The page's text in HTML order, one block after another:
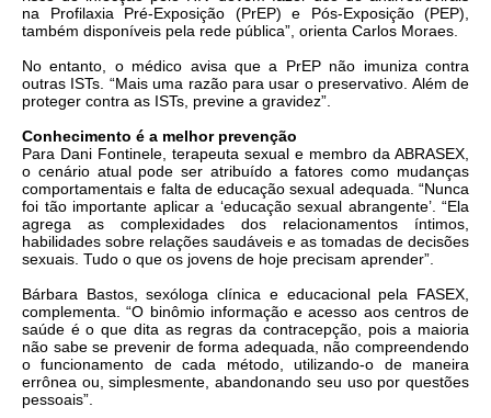
na Profilaxia Pré-Exposição (PrEP) e Pós-Exposição (PEP),
também disponíveis pela rede pública”, orienta Carlos Moraes.
No entanto, o médico avisa que a PrEP não imuniza contra
outras ISTs. “Mais uma razão para usar o preservativo. Além de
proteger contra as ISTs, previne a gravidez”.
Conhecimento é a melhor prevenção
Para Dani Fontinele, terapeuta sexual e membro da ABRASEX,
o cenário atual pode ser atribuído a fatores como mudanças
comportamentais e falta de educação sexual adequada. “Nunca
foi tão importante aplicar a ‘educação sexual abrangente’. “Ela
agrega as complexidades dos relacionamentos íntimos,
habilidades sobre relações saudáveis e as tomadas de decisões
sexuais. Tudo o que os jovens de hoje precisam aprender”.
Bárbara Bastos, sexóloga clínica e educacional pela FASEX,
complementa. “O binômio informação e acesso aos centros de
saúde é o que dita as regras da contracepção, pois a maioria
não sabe se prevenir de forma adequada, não compreendendo
o funcionamento de cada método, utilizando-o de maneira
errônea ou, simplesmente, abandonando seu uso por questões
pessoais”.